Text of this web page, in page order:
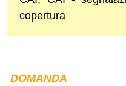
copertura
DOMANDA